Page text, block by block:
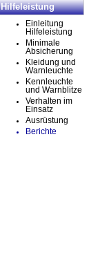
Hilfeleistung
Einleitung
Hilfeleistung
Minimale
Absicherung
Kleidung und
Warnleuchte
Kennleuchte
und Warnblitze
Verhalten im
Einsatz
Ausrüstung
Berichte